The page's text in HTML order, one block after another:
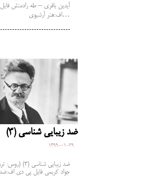
آیدین باقری – طه رادمنش
اف:هنر آرشیوی…
ضد زیبایی ­شناسی (3)
1399-01-29
ضد زیبایی ­شناسی
جواد کریمی فایل پی دی اف:ضد